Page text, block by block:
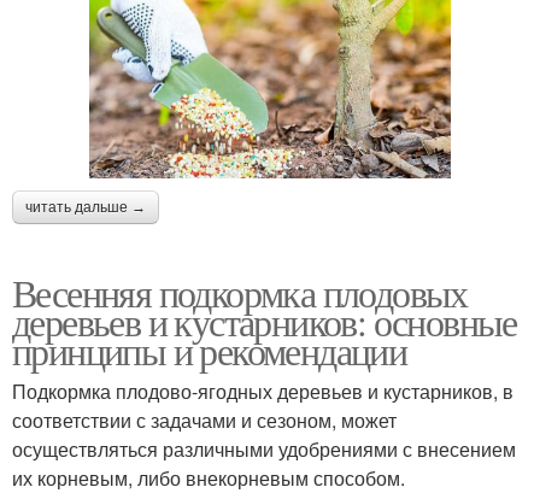
читать дальше →
Весенняя подкормка плодовых
деревьев и кустарников: основные
принципы и рекомендации
Подкормка плодово-ягодных деревьев и кустарников, в
соответствии с задачами и сезоном, может
осуществляться различными удобрениями с внесением
их корневым, либо внекорневым способом.